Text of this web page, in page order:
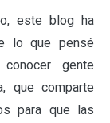
este blog ha
lo que pensé
gente
que comparte
para que las